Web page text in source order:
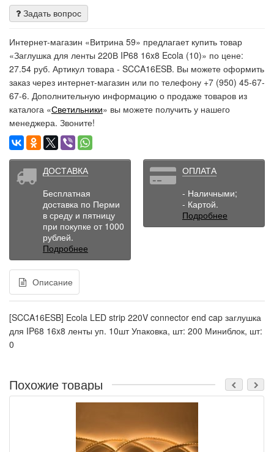
Задать вопрос
Интернет-магазин «Витрина 59» предлагает купить товар
«Заглушка для ленты 220В IP68 16x8 Ecola (10)» по цене:
27.54 руб. Артикул товара - SCCA16ESB. Вы можете оформить
заказ через интернет-магазин или по телефону +7 (950) 45-67-
67-6. Дополнительную информацию о продаже товаров из
каталога «Светильники» вы можете получить у нашего
менеджера. Звоните!
ДОСТАВКА
Бесплатная
доставка по Перми
в среду и пятницу
при покупке от 1000
рублей.
Подробнее
ОПЛАТА
- Наличными;
- Картой.
Подробнее
Описание
[SCCA16ESB] Ecola LED strip 220V connector end cap заглушка
для IP68 16x8 ленты уп. 10шт Упаковка, шт: 200 Миниблок, шт:
0
Похожие товары